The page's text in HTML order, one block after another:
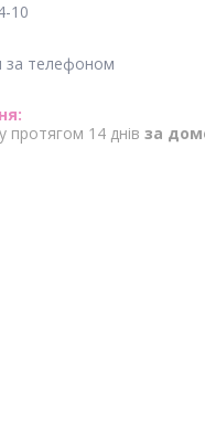
10
за телефоном
протягом 14 днів за